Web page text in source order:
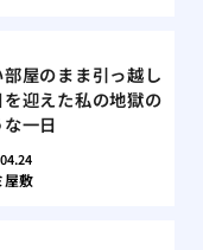
屋のまま引っ越し
を迎えた私の地獄の
一日
屋敷